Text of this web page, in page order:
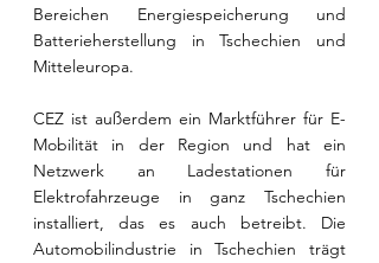
Bereichen Energiespeicherung und
Batterieherstellung in Tschechien und
Mitteleuropa.
CEZ ist außerdem ein Marktführer für E-
Mobilität in der Region und hat ein
Netzwerk an Ladestationen für
Elektrofahrzeuge in ganz Tschechien
installiert, das es auch betreibt. Die
Automobilindustrie in Tschechien trägt